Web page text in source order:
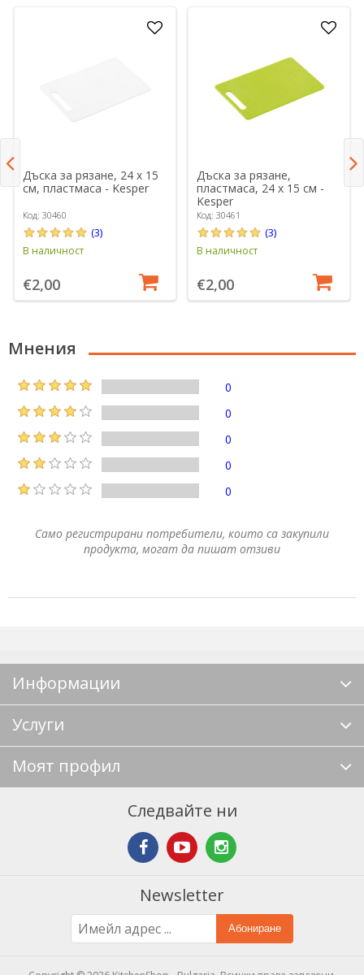
Дъска за рязане, 24 х 15
см, пластмаса - Kesper
Код: 30460
(3)
В наличност
€2,00
Дъска за рязане,
пластмаса, 24 х 15 см -
Kesper
Код: 30461
(3)
В наличност
€2,00
Мнения
0
0
0
0
0
Само регистрирани потребители, които са закупили
продукта, могат да пишат отзиви
Информации
Услуги
Моят профил
Следвайте ни
Newsletter
Абониране